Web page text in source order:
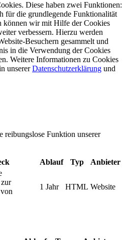
Diese haben zwei Funktionen:
für die grundlegende Funktionalität
können wir mit Hilfe der Cookies
verbessern. Hierzu werden
Besuchern gesammelt und
in die Verwendung der Cookies
Weitere Informationen zu Cookies
unsererDatenschutzerklärung und
reibungslose Funktion unserer
Ablauf Typ Anbieter
1 Jahr HTML Website